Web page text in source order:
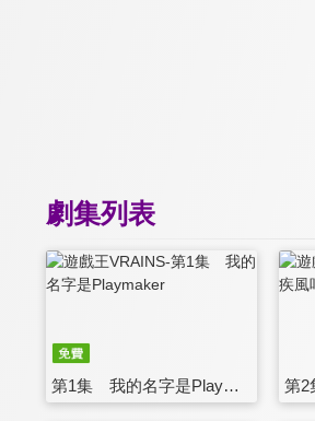
劇集列表
第1集 我的名字是Playmaker